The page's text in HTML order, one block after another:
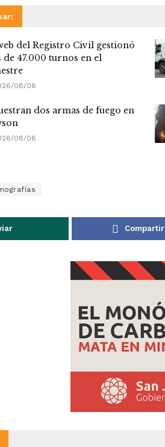
del Registro Civil gestionó
de 47.000 turnos en el
08/08
dos armas de fuego en
08/08
Compartir